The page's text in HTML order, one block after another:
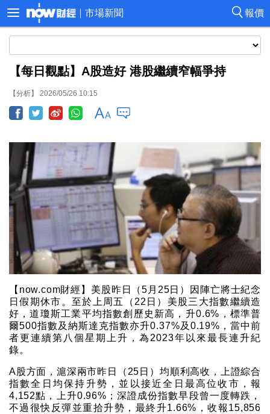
報價
市場新聞
【每日觀點】A股造好 港股繼續窄幅爭持
【分析】 2026/05/26 10:15
【now.com財經】美股昨日（5月25日）因陣亡將士紀念
日假期休市。至於上周五（22日）美股三大指數繼續造
好，道瓊斯工業平均指數創歷史新高，升0.6%，標準普
爾500指數及納斯達克指數亦升0.37%及0.19%，當中前
者更連續第八個星期上升，為2023年以來最長連升紀
錄。
A股方面，滬深兩市昨日（25日）均順利高收，上證綜合
指數全日均保持升勢，並以接近全日最高位收市，報
4,152點，上升0.96%；深證成份指數早段曾一度轉跌，
不過很快反彈並重拾升勢，最終升1.66%，收報15,856